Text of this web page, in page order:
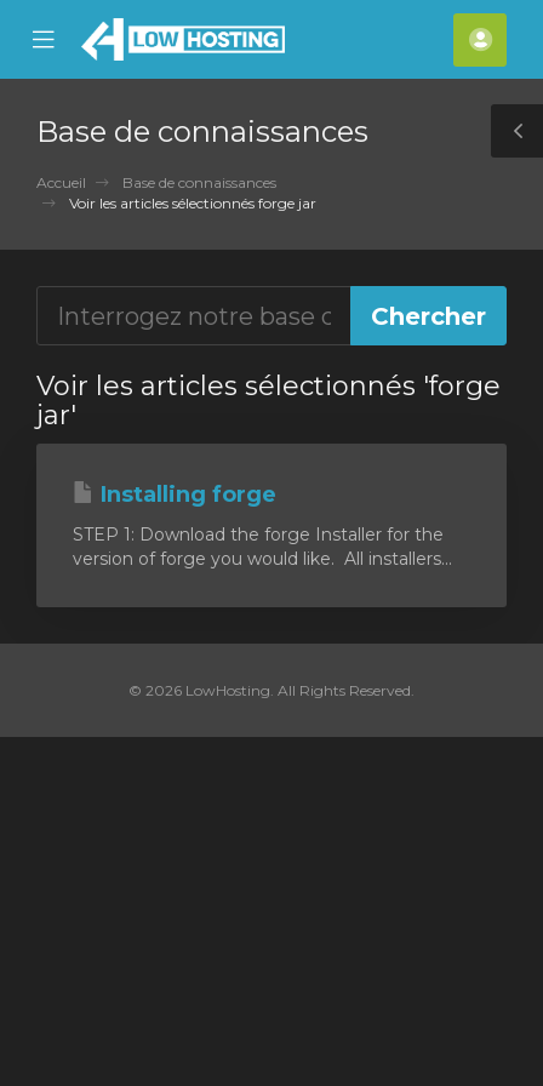
Mobile
Menu
Base de connaissances
Accueil
Base de connaissances
Voir les articles sélectionnés forge jar
Voir les articles sélectionnés 'forge
jar'
Installing forge
STEP 1: Download the forge Installer for the
version of forge you would like. All installers...
© 2026 LowHosting. All Rights Reserved.